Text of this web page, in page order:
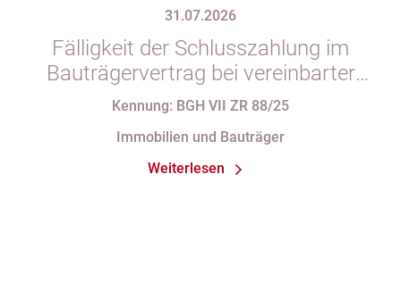
31.07.2026
Fälligkeit der Schlusszahlung im
Bauträgervertrag bei vereinbarter
Zahlung „nach vollständiger
Abnahmeprotokoll festgehaltener
Mängel am Sondereigentum
Kennung: BGH VII ZR 88/25
Immobilien und Bauträger
Weiterlesen